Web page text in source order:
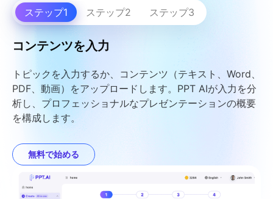
ステップ1 ステップ2 ステップ3
コンテンツを入力
トピックを入力するか、コンテンツ（テキスト、Word、
PDF、動画）をアップロードします。PPT AIが入力を分
析し、プロフェッショナルなプレゼンテーションの概要
を構成します。
無料で始める